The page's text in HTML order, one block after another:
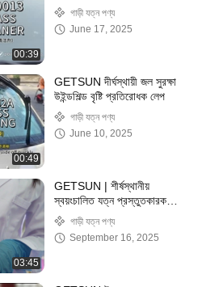
00:39
ইকো-ফ্রেন্ডলি গ্লাস ক্লিনিং স্প্রে
গাড়ী যত্ন পণ্য
June 17, 2025
00:49
GETSUN দীর্ঘস্থায়ী জল সুরক্ষা
উইন্ডশিল্ড বৃষ্টি প্রতিরোধক লেপ
গাড়ী যত্ন পণ্য
June 10, 2025
03:45
GETSUN | শীর্ষস্থানীয়
স্বয়ংচালিত যত্ন প্রস্তুতকারক
এবং বিশ্ব সরবরাহকারী
গাড়ী যত্ন পণ্য
September 16, 2025